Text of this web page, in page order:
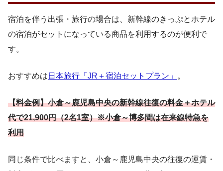
宿泊を伴う出張・旅行の場合は、新幹線のきっぷとホテル
の宿泊がセットになっている商品を利用するのが便利で
す。
おすすめは 日本旅行「JR＋宿泊セットプラン」 。
【料金例】小倉～鹿児島中央の新幹線往復の料金＋ホテル
代で21,900円（2名1室）※小倉～博多間は在来線特急を
利用
同じ条件で比べますと、小倉～鹿児島中央の往復の運賃・